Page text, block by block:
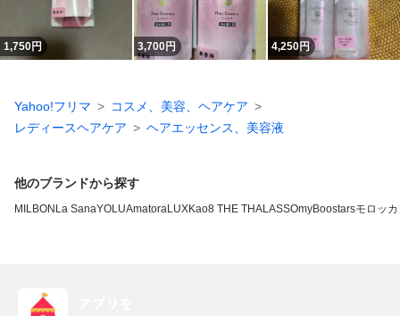
1,750円 3,700円 4,250円
Yahoo!フリマ
コスメ、美容、ヘアケア
レディースヘアケア
ヘアエッセンス、美容液
他のブランドから探す
MILBON La SanaYOLUAmatoraLUXKao8 THE THALASSOmyBoostarsモロッ